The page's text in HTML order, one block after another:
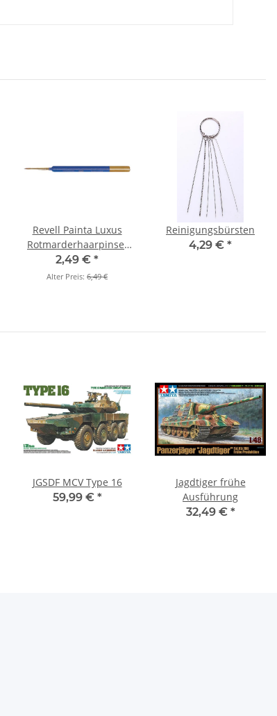
Revell Painta Luxus
Rotmarderhaarpinsel
Größe 3/0
2,49 € *
Alter Preis: 6,49 €
Reinigungsbürsten
4,29 € *
JGSDF MCV Type 16
59,99 € *
Jagdtiger frühe
Ausführung
32,49 € *